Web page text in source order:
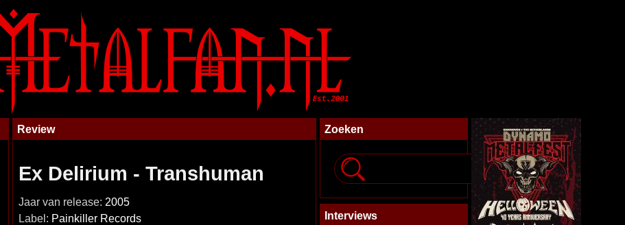
Review
Ex Delirium - Transhuman
Jaar van release: 2005
Label: Painkiller Records
Zoeken
Interviews